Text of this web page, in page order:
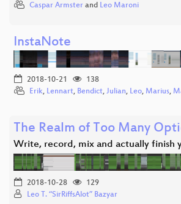
Caspar Armster and Leo Maroni
InstaNote
2018-10-21
138
Erik, Lennart, Bendict, Julian, Leo, Marius,
The Realm of Too Many
Write, record, mix and actually finish
2018-10-28
129
Leo T. “SirRiffsAlot” Bazyar